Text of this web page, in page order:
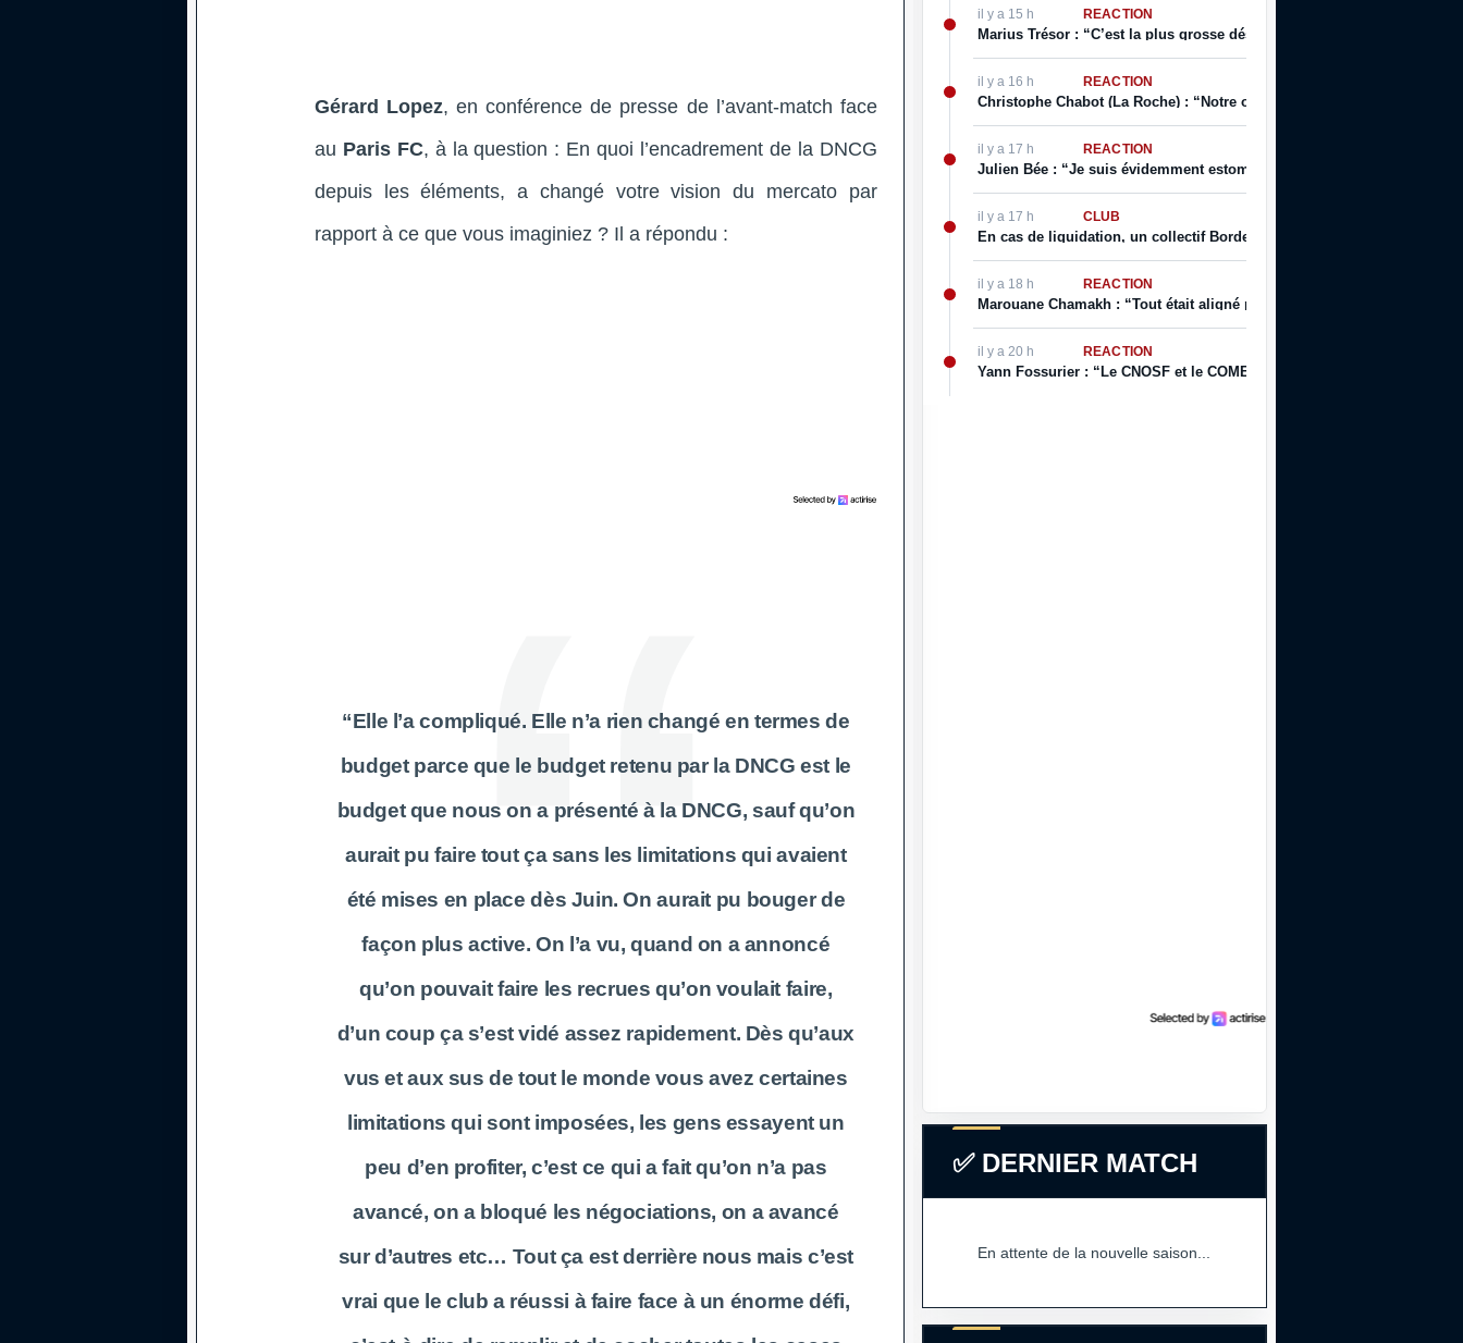
Gérard Lopez, en conférence de presse de l’avant-match face
au Paris FC, à la question : En quoi l’encadrement de la DNCG
depuis les éléments, a changé votre vision du mercato par
rapport à ce que vous imaginiez ? Il a répondu :
“Elle l’a compliqué. Elle n’a rien changé en termes de
budget parce que le budget retenu par la DNCG est le
budget que nous on a présenté à la DNCG, sauf qu’on
aurait pu faire tout ça sans les limitations qui avaient
été mises en place dès Juin. On aurait pu bouger de
façon plus active. On l’a vu, quand on a annoncé
qu’on pouvait faire les recrues qu’on voulait faire,
d’un coup ça s’est vidé assez rapidement. Dès qu’aux
vus et aux sus de tout le monde vous avez certaines
limitations qui sont imposées, les gens essayent un
peu d’en profiter, c’est ce qui a fait qu’on n’a pas
avancé, on a bloqué les négociations, on a avancé
sur d’autres etc… Tout ça est derrière nous mais c’est
vrai que le club a réussi à faire face à un énorme défi,
il y a 15 h RÉACTION
Marius Trésor : “C’est la plus grosse désillusion que j’ai eue sur le
il y a 16 h RÉACTION
Christophe Chabot (La Roche) : “Notre objectif, notre rêve, c’est la
il y a 17 h RÉACTION
Julien Bée : “Je suis évidemment estomaqué par ce texte, qui
il y a 17 h CLUB
En cas de liquidation, un collectif Bordelais s’est constitué pour
il y a 18 h RÉACTION
Marouane Chamakh : “Tout était aligné pour que j’arrive du centre de
il y a 20 h RÉACTION
Yann Fossurier : “Le CNOSF et le COMEX valideront. Parce que
✅ DERNIER MATCH
En attente de la nouvelle saison...